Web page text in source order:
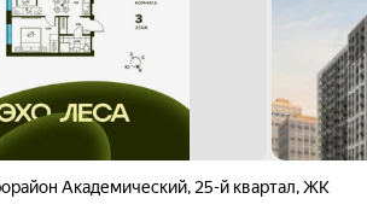
Академический, 25-й квартал,ЖК